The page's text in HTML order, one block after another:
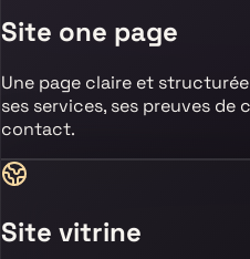
Site one page
Une page claire et
ses services, ses preuves
contact.
Site vitrine